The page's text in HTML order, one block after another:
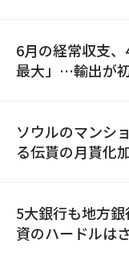
6月の経常収支
最大」…輸出が
ソウルのマンシ
る伝貰の月貰化
5大銀行も地方
資のハードルは